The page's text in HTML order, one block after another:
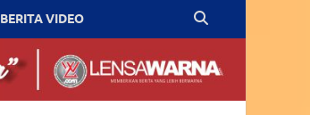
BERITA VIDEO